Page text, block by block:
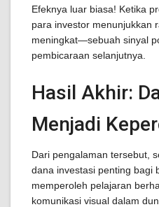
Efeknya luar biasa! Ketika
para investor menunjukkan
meningkat—sebuah sinyal
pembicaraan selanjutnya.
Hasil Akhir:
Menjadi
Dari pengalaman tersebut,
dana investasi penting bagi
memperoleh pelajaran
komunikasi visual dalam